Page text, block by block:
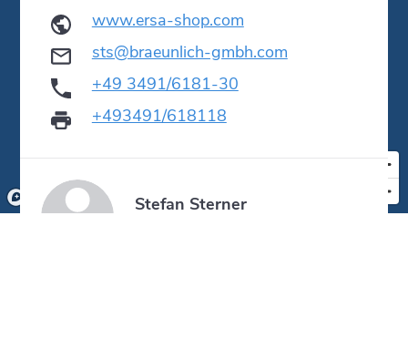
www.ersa-shop.com
sts@braeunlich-gmbh.com
+49 3491/6181-30
+493491/618118
Stefan Sterner